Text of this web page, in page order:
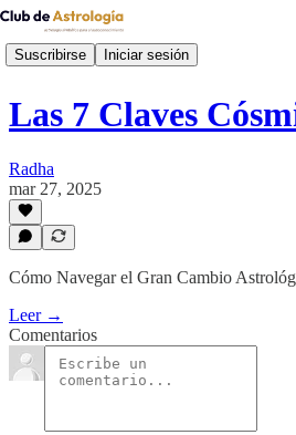
Suscribirse Iniciar sesión
Las 7 Claves
Radha
mar 27, 2025
Cómo Navegar el Gran Cambio
Leer →
Comentarios